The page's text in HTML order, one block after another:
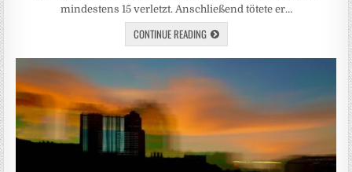
mindestens 15 verletzt. Anschließend tötete er…
CONTINUE READING